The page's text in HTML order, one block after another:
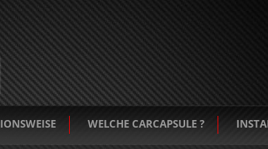
WELCHE CARCAPSULE ?